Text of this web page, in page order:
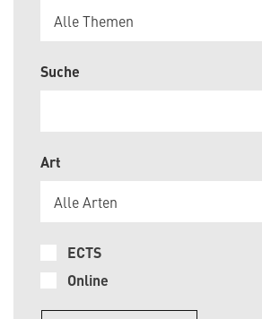
Alle Themen
Suche
Art
Alle Arten
ECTS
Online